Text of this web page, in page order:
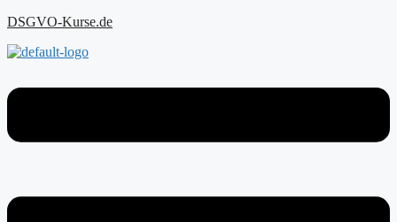
Zum
springen
DSGVO-Kurse.de